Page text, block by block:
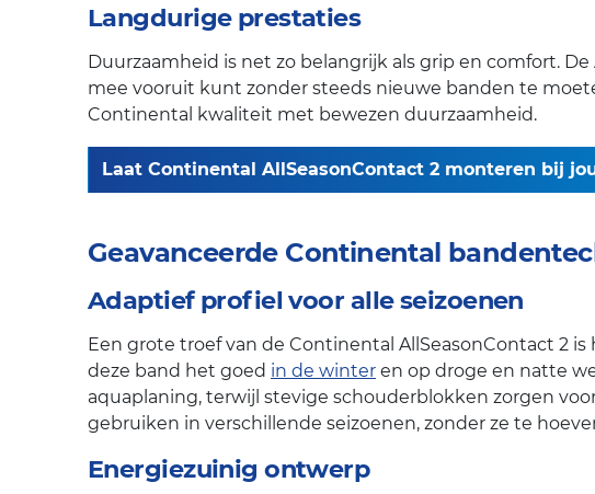
Langdurige prestaties
Duurzaamheid is net zo belangrijk als grip en comfort.
mee vooruit kunt zonder steeds nieuwe banden te
Continental kwaliteit met bewezen duurzaamheid.
Laat Continental AllSeasonContact 2 monteren bij
Geavanceerde Continental
Adaptief profiel voor alle seizoenen
Een grote troef van de Continental AllSeasonContact 2
deze band het goed in de winter en op droge en natte
aquaplaning, terwijl stevige schouderblokken zorgen
gebruiken in verschillende seizoenen, zonder ze te
Energiezuinig ontwerp